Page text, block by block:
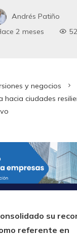
Andrés Patiño
2 meses
52
y negocios
hacia ciudades
su
referente en